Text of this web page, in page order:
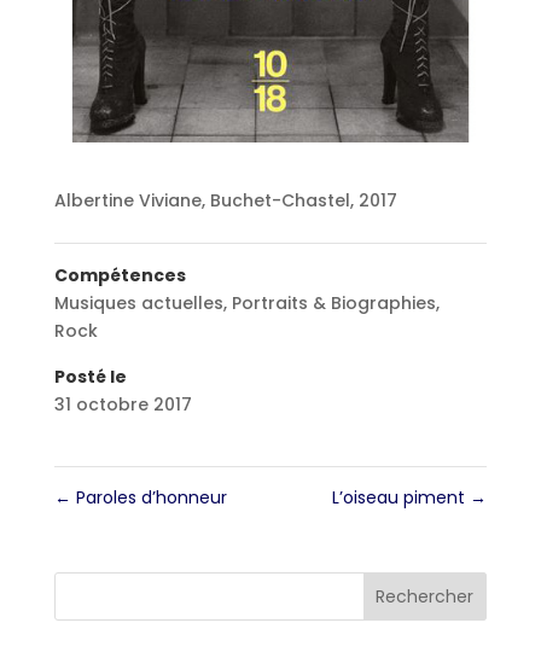
Albertine Viviane, Buchet-Chastel, 2017
Compétences
Musiques actuelles, Portraits & Biographies,
Rock
Posté le
31 octobre 2017
← Paroles d’honneur L’oiseau piment →